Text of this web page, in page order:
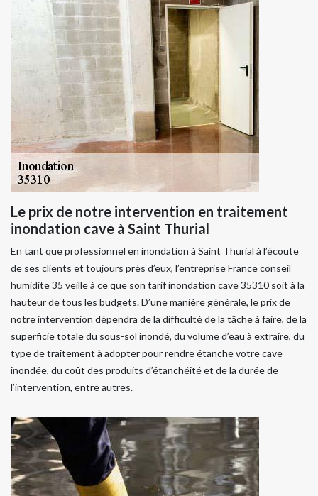
Le prix de notre intervention en traitement
inondation cave à Saint Thurial
En tant que professionnel en inondation à Saint Thurial à l’écoute
de ses clients et toujours près d’eux, l’entreprise France conseil
humidite 35 veille à ce que son tarif inondation cave 35310 soit à la
hauteur de tous les budgets. D’une manière générale, le prix de
notre intervention dépendra de la difficulté de la tâche à faire, de la
superficie totale du sous-sol inondé, du volume d’eau à extraire, du
type de traitement à adopter pour rendre étanche votre cave
inondée, du coût des produits d’étanchéité et de la durée de
l’intervention, entre autres.